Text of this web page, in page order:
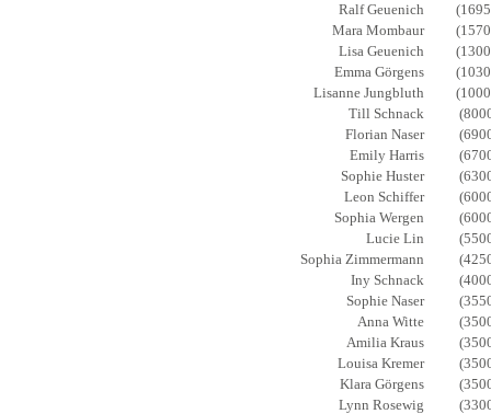
Ralf Geuenich
Mara Mombaur
Lisa Geuenich
Emma Görgens
Lisanne Jungbluth
Till Schnack
Florian Naser
Emily Harris
Sophie Huster
Leon Schiffer
Sophia Wergen
Lucie Lin
Sophia Zimmermann
Iny Schnack
Sophie Naser
Anna Witte
Amilia Kraus
Louisa Kremer
Klara Görgens
Lynn Rosewig